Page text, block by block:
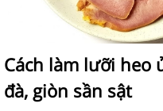
Cách làm lưỡi heo
đà, giòn sần sật